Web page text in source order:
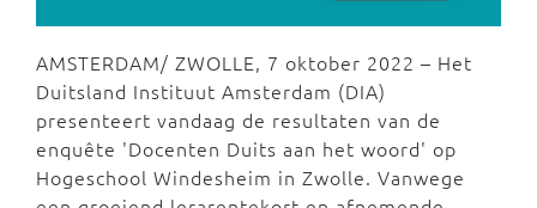
AMSTERDAM/ ZWOLLE, 7 oktober 2022 – Het
Duitsland Instituut Amsterdam (DIA)
presenteert vandaag de resultaten van de
enquête 'Docenten Duits aan het woord' op
Hogeschool Windesheim in Zwolle. Vanwege